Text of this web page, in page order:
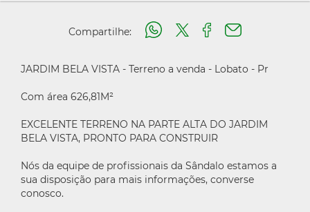
Compartilhe:
JARDIM BELA VISTA - Terreno a venda - Lobato - Pr
Com área 626,81M²
EXCELENTE TERRENO NA PARTE ALTA DO JARDIM
BELA VISTA, PRONTO PARA CONSTRUIR
Nós da equipe de profissionais da Sândalo estamos a
sua disposição para mais informações, converse
conosco.